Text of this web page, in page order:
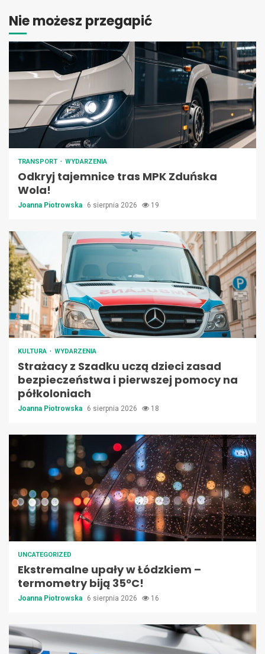
Nie możesz przegapić
TRANSPORT WYDARZENIA
Odkryj tajemnice tras MPK Zduńska
Wola!
Joanna Piotrowska 6 sierpnia 2026 19
KULTURA WYDARZENIA
Strażacy z Szadku uczą dzieci zasad
bezpieczeństwa i pierwszej pomocy na
półkoloniach
Joanna Piotrowska 6 sierpnia 2026 18
UNCATEGORIZED
Ekstremalne upały w Łódzkiem –
termometry biją 35ºC!
Joanna Piotrowska 6 sierpnia 2026 16